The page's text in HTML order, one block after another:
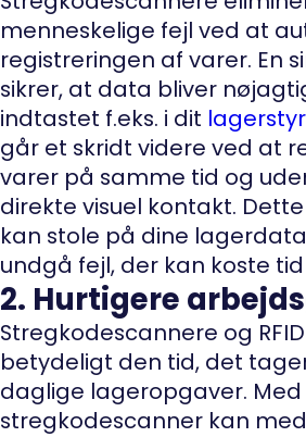
menneskelige fejl ved at
registreringen af varer. En
sikrer, at data bliver
indtastet f.eks. i dit
går et skridt videre ved at
varer på samme tid og
direkte visuel kontakt.
kan stole på dine
undgå fejl, der kan koste
2. Hurtigere
Stregkodescannere og
betydeligt den tid, det
daglige lageropgaver. Med
stregkodescanner kan